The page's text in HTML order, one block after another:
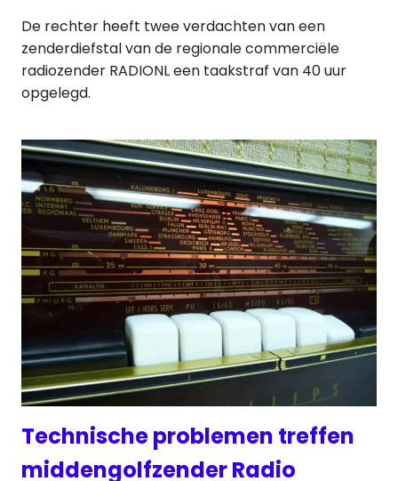
De rechter heeft twee verdachten van een
zenderdiefstal van de regionale commerciële
radiozender RADIONL een taakstraf van 40 uur
opgelegd.
Technische problemen treffen
middengolfzender Radio